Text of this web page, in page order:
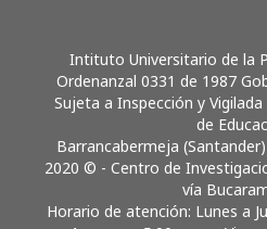
Intituto Universitario de la
Ordenanzal 0331 de 1987
Sujeta a Inspección y
de
Barrancabermeja
2020 © - Centro de
vía
Horario de atención: Lunes a